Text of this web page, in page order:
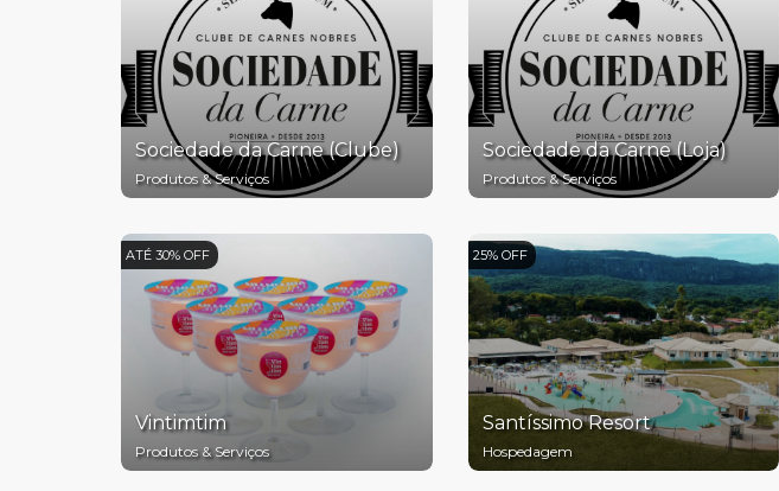
Sociedade da Carne (Clube)
Produtos & Serviços
Sociedade da Carne (Loja)
Produtos & Serviços
ATÉ 30% OFF
Vintimtim
Produtos & Serviços
25% OFF
Santíssimo Resort
Hospedagem